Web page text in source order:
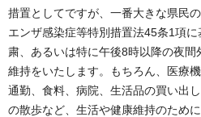
措置としてですが、一番大きな県民
エンザ感染症等特別措置法45条1項
粛、あるいは特に午後8時以降の夜
維持をいたします。もちろん、医療
通勤、食料、病院、生活品の買い出
の散歩など、生活や健康維持のため